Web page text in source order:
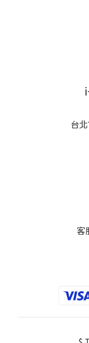
台
客